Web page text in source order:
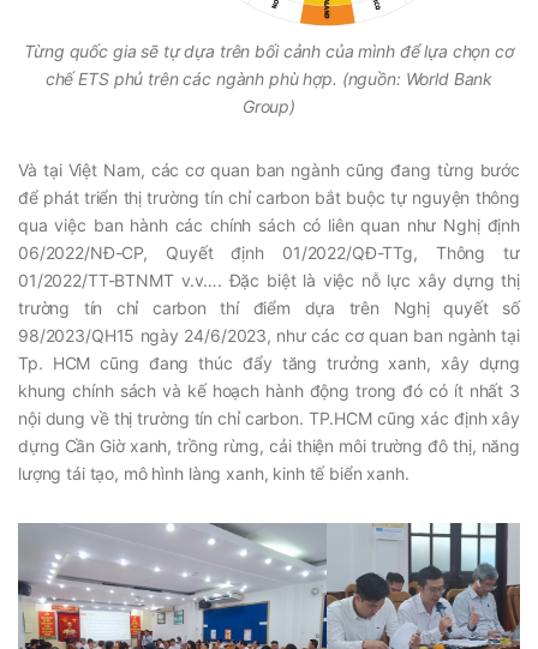
Từng quốc gia sẽ tự dựa trên bối cảnh của mình để lựa chọn cơ
chế ETS phủ trên các ngành phù hợp. (nguồn: World Bank
Group)
Và tại Việt Nam, các cơ quan ban ngành cũng đang từng bước
để phát triển thị trường tín chỉ carbon bắt buộc tự nguyện thông
qua việc ban hành các chính sách có liên quan như Nghị định
06/2022/NĐ-CP, Quyết định 01/2022/QĐ-TTg, Thông tư
01/2022/TT-BTNMT v.v…. Đặc biệt là việc nỗ lực xây dựng thị
trường tín chỉ carbon thí điểm dựa trên Nghị quyết số
98/2023/QH15 ngày 24/6/2023, như các cơ quan ban ngành tại
Tp. HCM cũng đang thúc đẩy tăng trưởng xanh, xây dựng
khung chính sách và kế hoạch hành động trong đó có ít nhất 3
nội dung về thị trường tín chỉ carbon. TP.HCM cũng xác định xây
dựng Cần Giờ xanh, trồng rừng, cải thiện môi trường đô thị, năng
lượng tái tạo, mô hình làng xanh, kinh tế biển xanh.